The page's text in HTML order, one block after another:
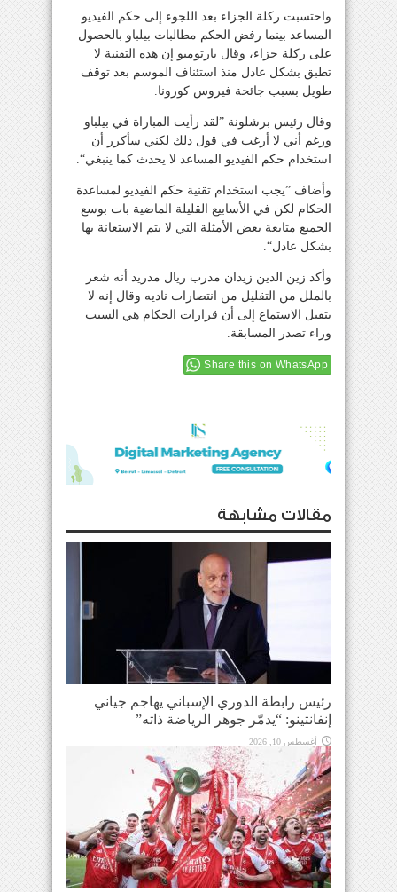
واحتسبت ركلة الجزاء بعد اللجوء إلى حكم الفيديو
المساعد بينما رفض الحكم مطالبات بيلباو بالحصول
على ركلة جزاء، وقال بارتوميو إن هذه التقنية لا
تطبق بشكل عادل منذ استئناف الموسم بعد توقف
طويل بسبب جائحة فيروس كورونا.
وقال رئيس برشلونة ”لقد رأيت المباراة في بيلباو
ورغم أني لا أرغب في قول ذلك لكني سأكرر أن
استخدام حكم الفيديو المساعد لا يحدث كما ينبغي“.
وأضاف ”يجب استخدام تقنية حكم الفيديو لمساعدة
الحكام لكن في الأسابيع القليلة الماضية بات بوسع
الجميع متابعة بعض الأمثلة التي لا يتم الاستعانة بها
بشكل عادل“.
وأكد زين الدين زيدان مدرب ريال مدريد أنه شعر
بالملل من التقليل من انتصارات ناديه وقال إنه لا
يتقبل الاستماع إلى أن قرارات الحكام هي السبب
وراء تصدر المسابقة.
Share this on WhatsApp
مقالات مشابهة
رئيس رابطة الدوري الإسباني يهاجم جياني
إنفانتينو: “يدمّر جوهر الرياضة ذاته”
أغسطس 10, 2026